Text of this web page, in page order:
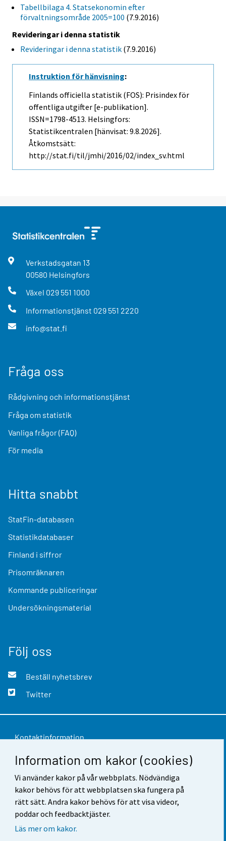
Information om kakor (cookies)
Vi använder kakor på vår webbplats. Nödvändiga
kakor behövs för att webbplatsen ska fungera på
rätt sätt. Andra kakor behövs för att visa videor,
poddar och feedbacktjäster.
Läs mer om kakor.
Tabellbilaga 4. Statsekonomin efter
förvaltningsområde 2005=100 (7.9.2016)
Revideringar i denna statistik
Revideringar i denna statistik (7.9.2016)
Instruktion för hänvisning:
Finlands officiella statistik (FOS): Prisindex för
offentliga utgifter [e-publikation].
ISSN=1798-4513. Helsingfors:
Statistikcentralen [hänvisat: 9.8.2026].
Åtkomstsätt:
http://stat.fi/til/jmhi/2016/02/index_sv.html
Verkstadsgatan 13
00580 Helsingfors
Växel 029 551 1000
Informationstjänst 029 551 2220
info@stat.fi
Fråga oss
Rådgivning och informationstjänst
Fråga om statistik
Vanliga frågor (FAQ)
För media
Hitta snabbt
StatFin-databasen
Statistikdatabaser
Finland i siffror
Prisomräknaren
Kommande publiceringar
Undersökningsmaterial
Följ oss
Beställ nyhetsbrev
Twitter
Kontaktinformation
Respons
Användarvillkor
Dataskydd
Tillgänglighet